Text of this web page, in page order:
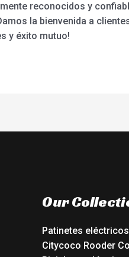
reconocidos y
la bienvenida a
y éxito mutuo!
Our
Patinetes eléctricos
Citycoco Rooder